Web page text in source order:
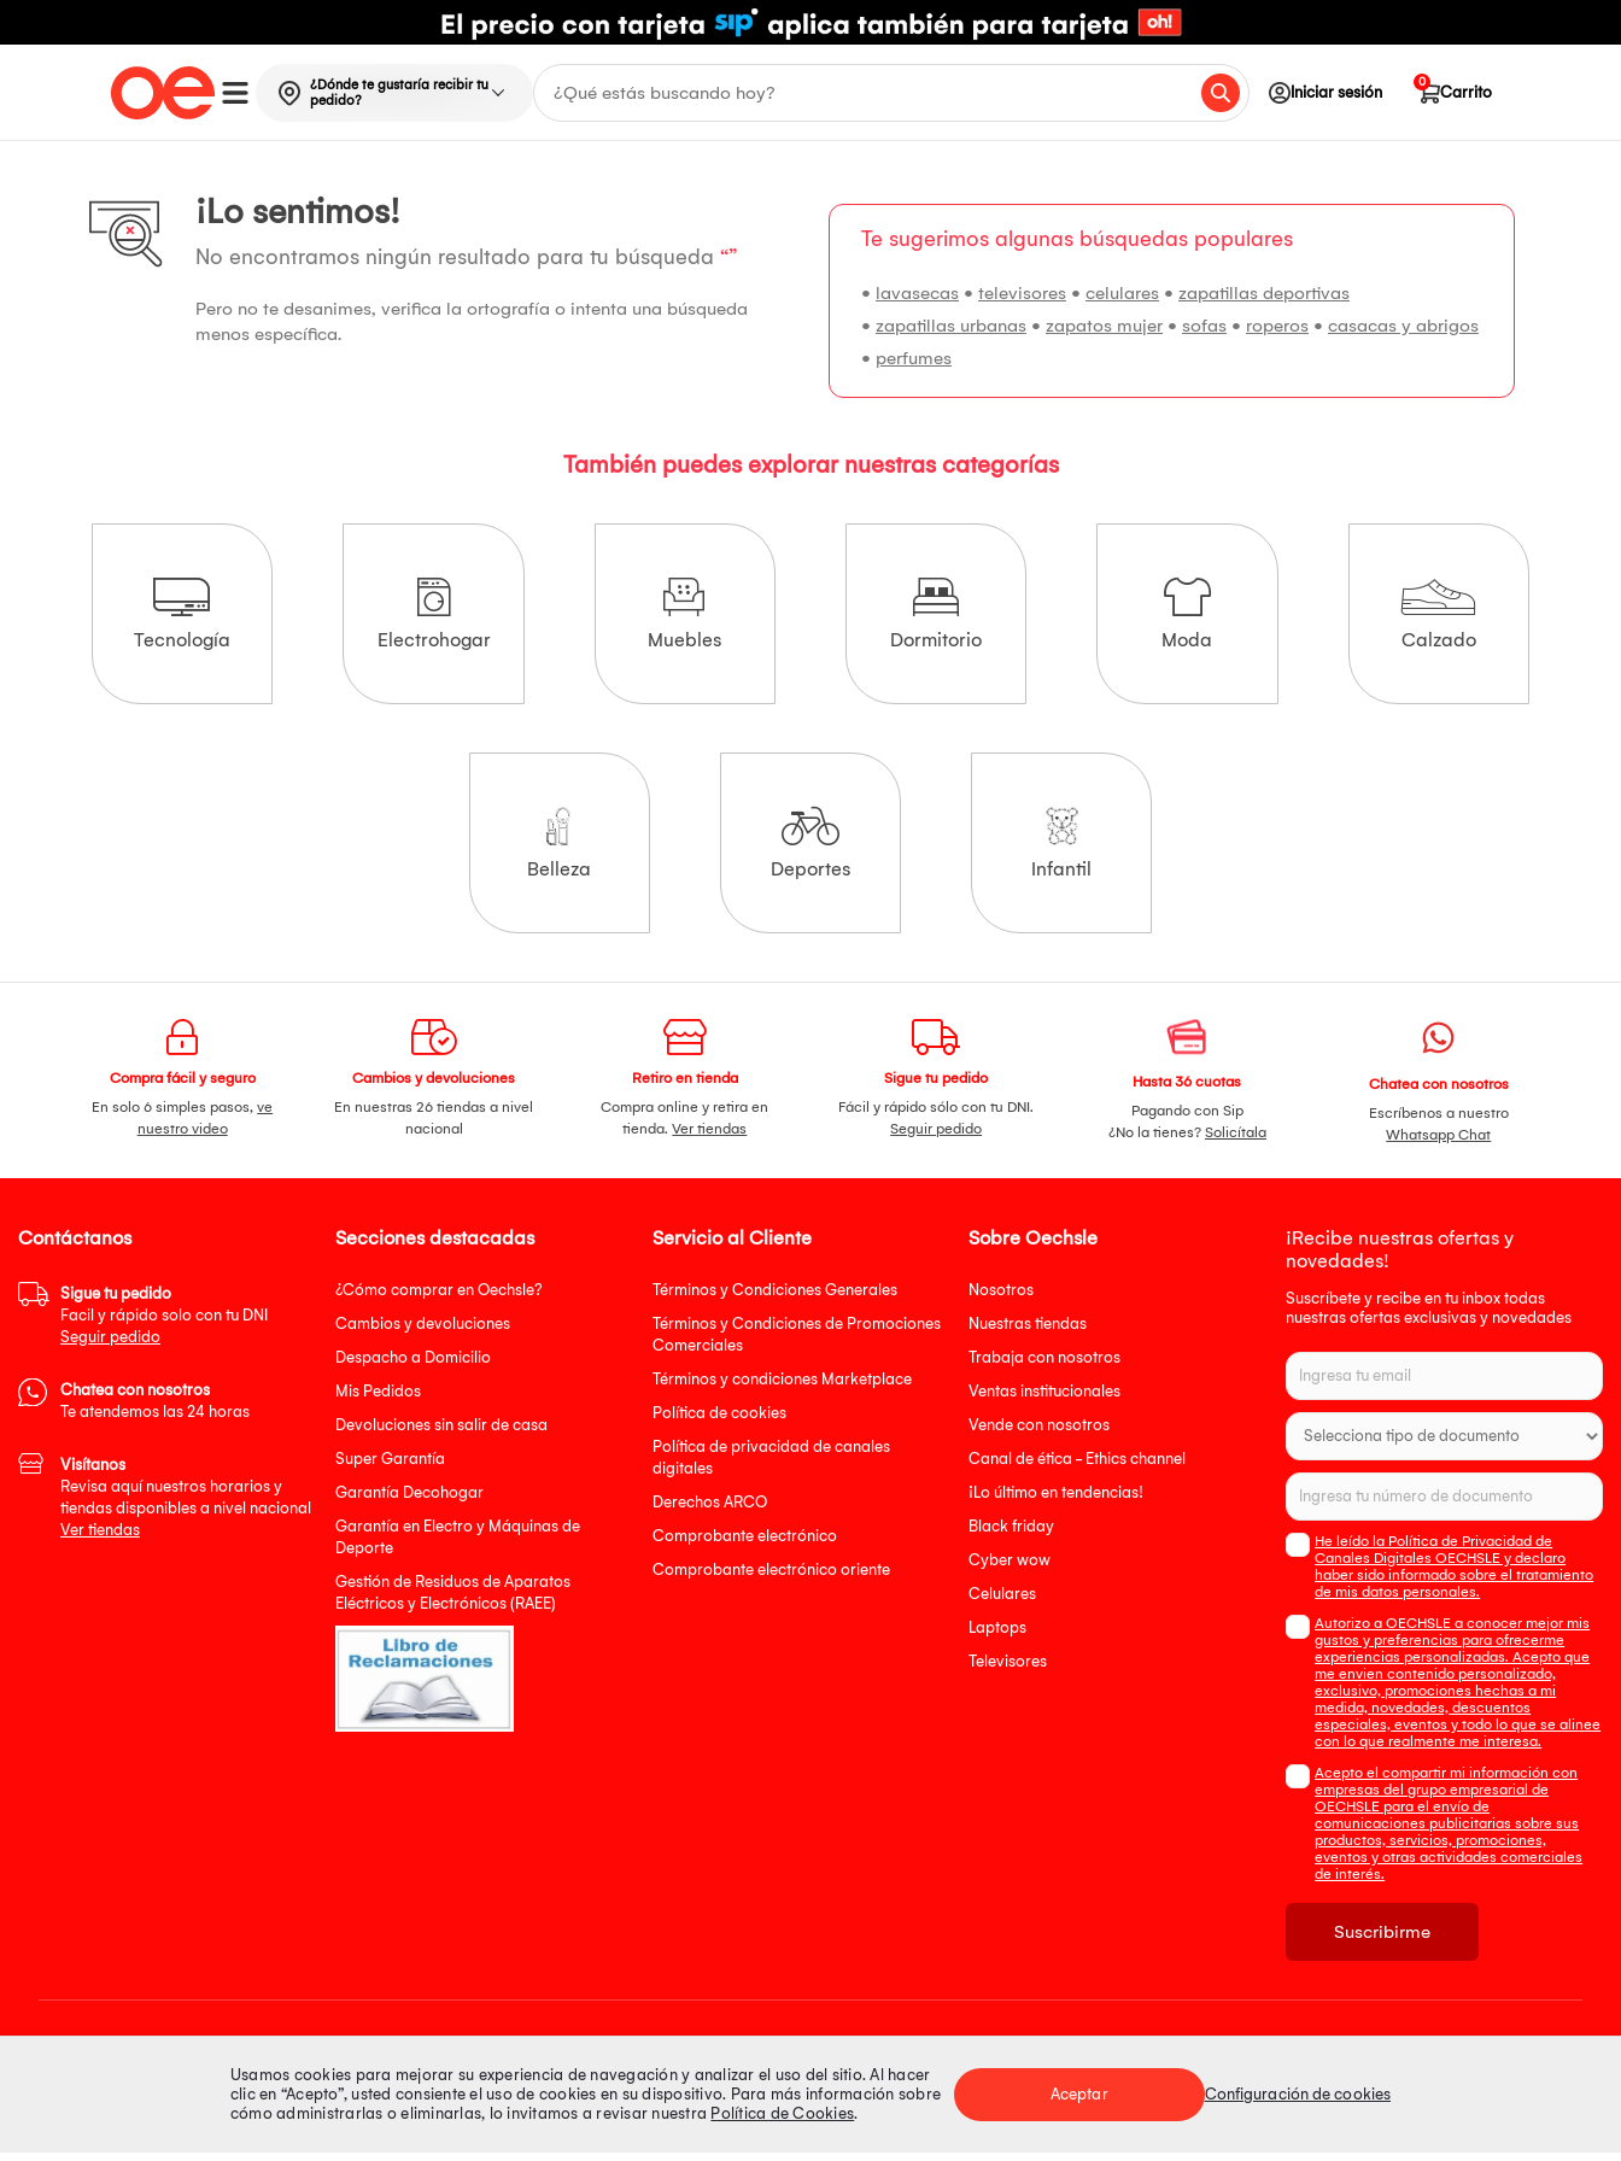
¿Dónde te gustaría recibir tu
pedido?
Iniciar sesión Carrito
0
¡Lo sentimos!
No encontramos ningún resultado para tu búsqueda “”
Pero no te desanimes, verifica la ortografía o intenta una búsqueda
menos específica.
Te sugerimos algunas búsquedas populares
• lavasecas • televisores • celulares • zapatillas deportivas
• zapatillas urbanas • zapatos mujer • sofas • roperos • casacas y abrigos
• perfumes
También puedes explorar nuestras categorías
Tecnología Electrohogar Muebles Dormitorio Moda Calzado
Belleza Deportes Infantil
Compra fácil y seguro
En solo 6 simples pasos,ve
nuestro video
Cambios y devoluciones
En nuestras 26 tiendas a nivel
nacional
Retiro en tienda
Compra online y retira en
tienda.Ver tiendas
Sigue tu pedido
Fácil y rápido sólo con tu DNI.
Seguir pedido
Hasta 36 cuotas
Pagando con Sip
¿No la tienes? Solicítala
Chatea con nosotros
Escríbenos a nuestro
Whatsapp Chat
Secciones destacadas
¿Cómo comprar en Oechsle?
Cambios y devoluciones
Despacho a Domicilio
Mis Pedidos
Devoluciones sin salir de casa
Super Garantía
Garantía Decohogar
Garantía en Electro y Máquinas de
Deporte
Gestión de Residuos de Aparatos
Eléctricos y Electrónicos (RAEE)
Servicio al Cliente
Términos y Condiciones Generales
Términos y Condiciones de Promociones
Comerciales
Términos y condiciones Marketplace
Política de cookies
Política de privacidad de canales
digitales
Derechos ARCO
Comprobante electrónico
Comprobante electrónico oriente
Sobre Oechsle
Nosotros
Nuestras tiendas
Trabaja con nosotros
Ventas institucionales
Vende con nosotros
Canal de ética - Ethics channel
¡Lo último en tendencias!
Black friday
Cyber wow
Celulares
Laptops
Televisores
¡Recibe nuestras ofertas y
novedades!
Suscríbete y recibe en tu inbox todas
nuestras ofertas exclusivas y novedades
He leído la Política de Privacidad de
Canales Digitales OECHSLE y declaro
haber sido informado sobre el tratamiento
de mis datos personales.
Autorizo a OECHSLE a conocer mejor mis
gustos y preferencias para ofrecerme
experiencias personalizadas. Acepto que
me envien contenido personalizado,
exclusivo, promociones hechas a mi
medida, novedades, descuentos
especiales, eventos y todo lo que se alinee
con lo que realmente me interesa.
Acepto el compartir mi información con
empresas del grupo empresarial de
OECHSLE para el envío de
comunicaciones publicitarias sobre sus
productos, servicios, promociones,
eventos y otras actividades comerciales
de interés.
Suscribirme
Contáctanos
Sigue tu pedido
Facil y rápido solo con tu DNI
Seguir pedido
Chatea con nosotros
Te atendemos las 24 horas
Visítanos
Revisa aquí nuestros horarios y
tiendas disponibles a nivel nacional
Ver tiendas
Síguenos en Medios de pago Tienda 100% Segura
Usamos cookies para mejorar su experiencia de navegación y analizar el uso del sitio. Al hacer
clic en “Acepto”, usted consiente el uso de cookies en su dispositivo. Para más información sobre
cómo administrarlas o eliminarlas, lo invitamos a revisar nuestra Política de Cookies.
Aceptar Configuración de cookies